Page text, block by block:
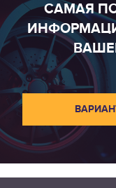
САМАЯ